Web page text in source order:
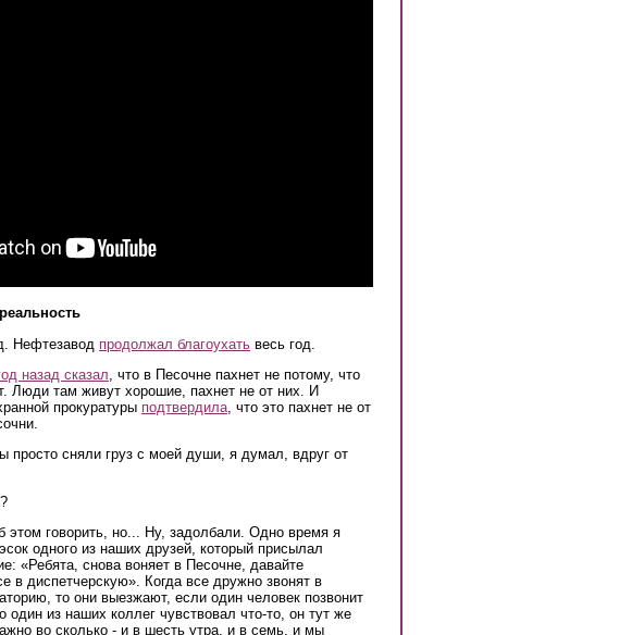
Нефтезавод продолжал благоухать весь год.
назад сказал , что в Песочне пахнет не потому, что
Люди там живут хорошие, пахнет не от них. И
прокуратуры подтвердила , что это пахнет не от
просто сняли груз с моей души, я думал, вдруг от
этом говорить, но... Ну, задолбали. Одно время я
одного из наших друзей, который присылал
«Ребята, снова воняет в Песочне, давайте
в диспетчерскую». Когда все дружно звонят в
то они выезжают, если один человек позвонит
один из наших коллег чувствовал что-то, он тут же
во сколько - и в шесть утра, и в семь, и мы